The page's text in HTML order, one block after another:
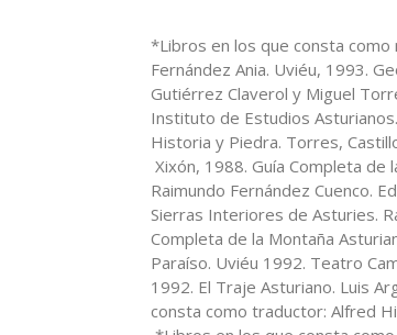
*Libros en los que consta como
Fernández Ania. Uviéu, 1993.
Gutiérrez Claverol y Miguel
Instituto de Estudios
Historia y Piedra. Torres,
Xixón, 1988. Guía Completa de
Raimundo Fernández Cuenco.
Sierras Interiores de Asturies.
Completa de la Montaña
Paraíso. Uviéu 1992. Teatro
1992. El Traje Asturiano. Luis
consta como traductor: Alfred